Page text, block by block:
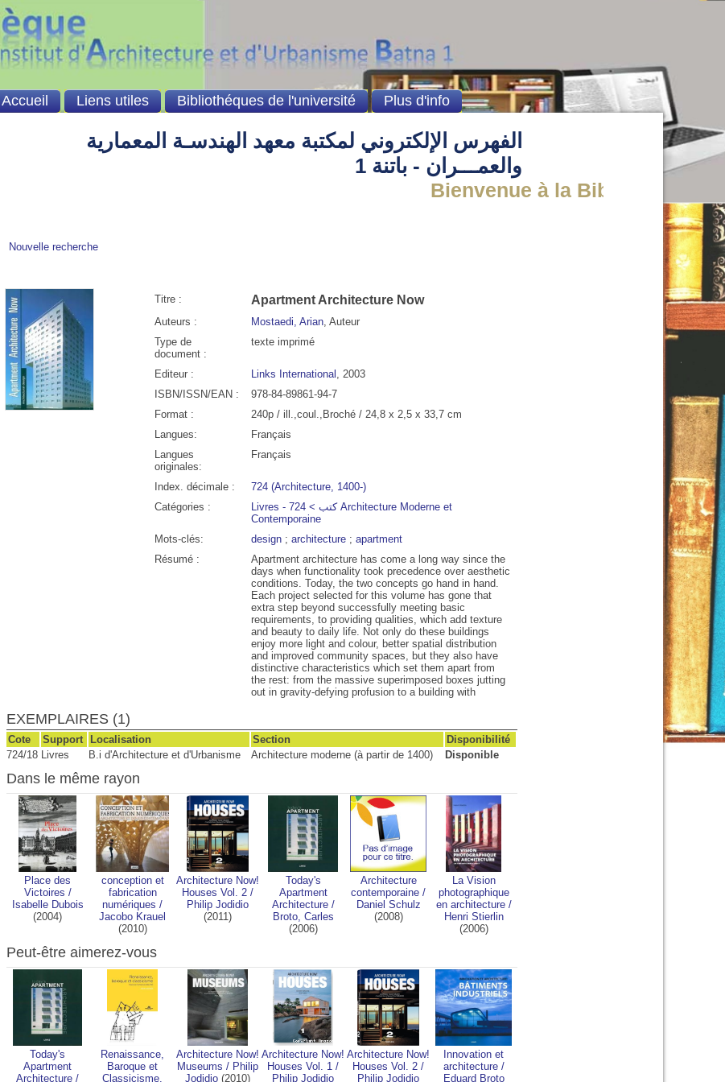
الفهرس الإلكتروني لمكتبة معهد الهندسـة المعمارية
والعمـــران - باتنة 1
Bienvenue à la Bibliothèque
Nouvelle recherche
Titre : Apartment Architecture Now
Auteurs : Mostaedi, Arian, Auteur
Type de
document :
texte imprimé
Editeur : Links International , 2003
ISBN/ISSN/EAN :
978-84-89861-94-7
Format :
240p / ill.,coul.,Broché / 24,8 x 2,5 x 33,7 cm
Langues:
Français
Langues
originales:
Français
Index. décimale :
724 (Architecture, 1400-)
Catégories :
Livres - كتب > 724 Architecture Moderne et
Contemporaine
Mots-clés:
design ;architecture ;apartment
Résumé :
Apartment architecture has come a long way since the
days when functionality took precedence over aesthetic
conditions. Today, the two concepts go hand in hand.
Each project selected for this volume has gone that
extra step beyond successfully meeting basic
requirements, to providing qualities, which add texture
and beauty to daily life. Not only do these buildings
enjoy more light and colour, better spatial distribution
and improved community spaces, but they also have
distinctive characteristics which set them apart from
the rest: from the massive superimposed boxes jutting
out in gravity-defying profusion to a building with
EXEMPLAIRES (1)
Cote Support Localisation Section
Disponibilité
724/18 Livres B.i d'Architecture et d'Urbanisme Architecture moderne (à partir de 1400) Disponible
Dans le même rayon
Place des
Victoires /
Isabelle Dubois
(2004)
conception et
fabrication
numériques /
Jacobo Krauel
(2010)
Architecture Now!
Houses Vol. 2 /
Philip Jodidio
(2011)
Today's
Apartment
Architecture/
Broto, Carles
(2006)
Architecture
contemporaine /
Daniel Schulz
(2008)
La Vision
photographique
en architecture/
Henri Stierlin
(2006)
Peut-être aimerez-vous
Today's
Apartment
Architecture /
Renaissance,
Baroque et
Classicisme.
Architecture Now!
Museums / Philip
Jodidio (2010)
Architecture Now!
Houses Vol. 1 /
Philip Jodidio
Architecture Now!
Houses Vol. 2 /
Philip Jodidio
Innovation et
architecture/
Eduard Broto
Accueil Liens utiles Bibliothéques de l'université Plus d'info
06:00 07:00 08:00
24°C
09:00
26°C
10:00
28°C
11:00
30°C
12:00
31°C
13:00 16:00
32°C
17:00
32°C